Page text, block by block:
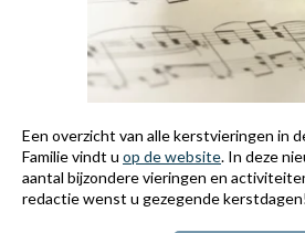
Een overzicht van alle kerstvieringen in
Familie vindt u op de website. In deze
aantal bijzondere vieringen en
redactie wenst u gezegende kerstdagen!